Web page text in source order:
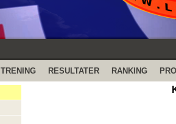
TRENING RESULTATER RANKING